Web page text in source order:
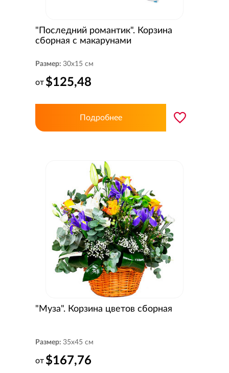
"Последний романтик". Корзина
сборная с макарунами
Размер: 30x15 см
от $125,48
Подробнее
"Муза". Корзина цветов сборная
Размер: 35x45 см
от $167,76